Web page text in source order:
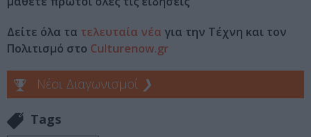
Δείτε όλα τα τελευταία νέα για την Τέχνη και τον
Πολιτισμό στο Culturenow.gr
Νέοι Διαγωνισμοί ❯
Tags